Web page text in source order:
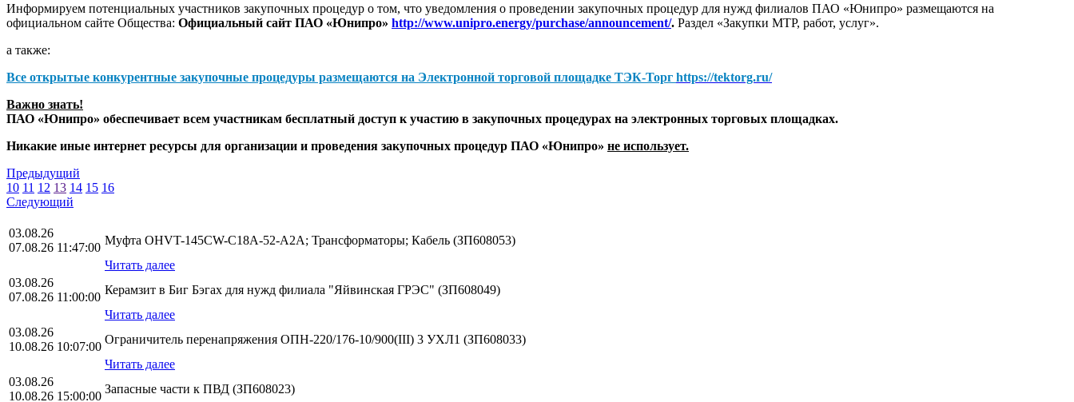
Информируем потенциальных участников закупочных процедур о том, что уведомления о проведении закупочных процедур для нужд филиалов ПАО «Юнипро» размещаются на
официальном сайте Общества: Официальный сайт ПАО «Юнипро» http://www.unipro.energy/purchase/announcement/. Раздел «Закупки МТР, работ, услуг».
а также:
Все открытые конкурентные закупочные процедуры размещаются на Электронной торговой площадке ТЭК-Торг https://tektorg.ru/
Важно знать!
ПАО «Юнипро» обеспечивает всем участникам бесплатный доступ к участию в закупочных процедурах на электронных торговых площадках.
Никакие иные интернет ресурсы для организации и проведения закупочных процедур ПАО «Юнипро» не использует.
Предыдущий
10 11 12 13 14 15 16
Следующий
03.08.26
07.08.26 11:47:00
Муфта OHVT-145CW-C18A-52-A2A; Трансформаторы; Кабель (ЗП608053)
Читать далее
03.08.26
07.08.26 11:00:00
Керамзит в Биг Бэгах для нужд филиала "Яйвинская ГРЭС" (ЗП608049)
Читать далее
03.08.26
10.08.26 10:07:00
Ограничитель перенапряжения ОПН-220/176-10/900(III) 3 УХЛ1 (ЗП608033)
Читать далее
03.08.26
10.08.26 15:00:00
Запасные части к ПВД (ЗП608023)